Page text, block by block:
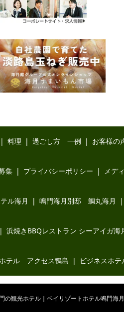
料理 過ごし方 一例 お客様の
集 プライバシーポリシー メデ
ル海月 鳴門海月別邸 鯛丸海月
浜焼きBBQレストラン シーアイガ海
テル アクセス鴨島 ビジネスホ
の観光ホテル｜ベイリゾートホテル鳴門海